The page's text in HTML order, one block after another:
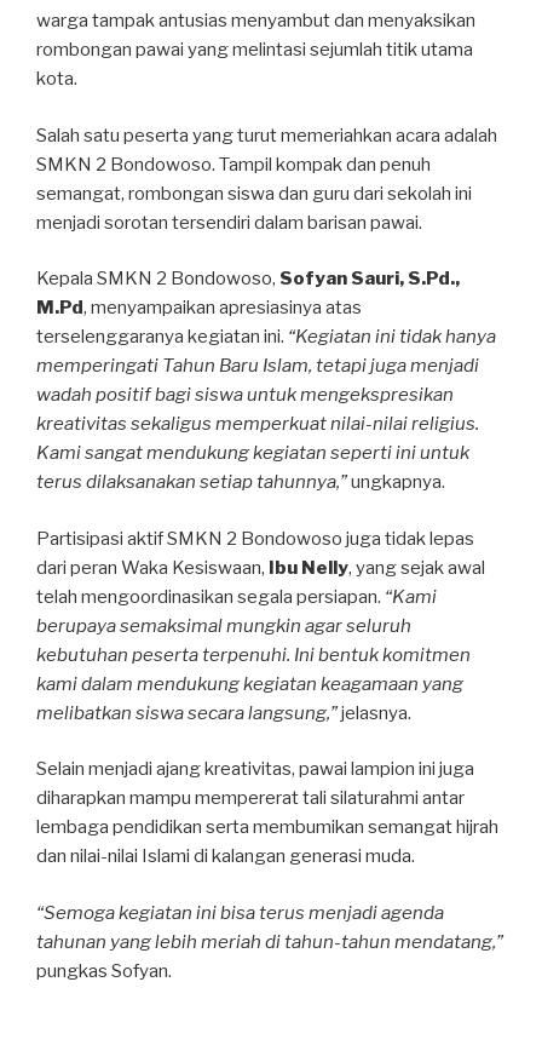
warga tampak antusias menyambut dan menyaksikan
rombongan pawai yang melintasi sejumlah titik utama
kota.
Salah satu peserta yang turut memeriahkan acara adalah
SMKN 2 Bondowoso. Tampil kompak dan penuh
semangat, rombongan siswa dan guru dari sekolah ini
menjadi sorotan tersendiri dalam barisan pawai.
Kepala SMKN 2 Bondowoso, Sofyan Sauri, S.Pd.,
M.Pd, menyampaikan apresiasinya atas
terselenggaranya kegiatan ini. “Kegiatan ini tidak hanya
memperingati Tahun Baru Islam, tetapi juga menjadi
wadah positif bagi siswa untuk mengekspresikan
kreativitas sekaligus memperkuat nilai-nilai religius.
Kami sangat mendukung kegiatan seperti ini untuk
terus dilaksanakan setiap tahunnya,”ungkapnya.
Partisipasi aktif SMKN 2 Bondowoso juga tidak lepas
dari peran Waka Kesiswaan, Ibu Nelly, yang sejak awal
telah mengoordinasikan segala persiapan. “Kami
berupaya semaksimal mungkin agar seluruh
kebutuhan peserta terpenuhi. Ini bentuk komitmen
kami dalam mendukung kegiatan keagamaan yang
melibatkan siswa secara langsung,”jelasnya.
Selain menjadi ajang kreativitas, pawai lampion ini juga
diharapkan mampu mempererat tali silaturahmi antar
lembaga pendidikan serta membumikan semangat hijrah
dan nilai-nilai Islami di kalangan generasi muda.
“Semoga kegiatan ini bisa terus menjadi agenda
tahunan yang lebih meriah di tahun-tahun mendatang,”
pungkas Sofyan.